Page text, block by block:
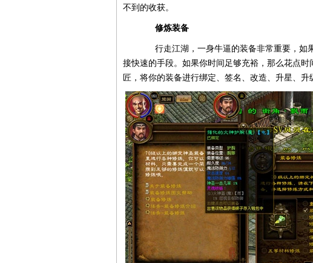
不到的收获。
修炼装备
行走江湖，一身牛逼的装备非常重要，如
接快速的手段。如果你时间足够充裕，那么花点
匠，将你的装备进行绑定、签名、改造、升星、